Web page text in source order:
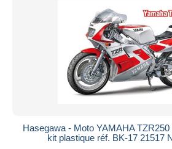
Hasegawa - Moto YAMAHA
kit plastique réf. BK-17 21517